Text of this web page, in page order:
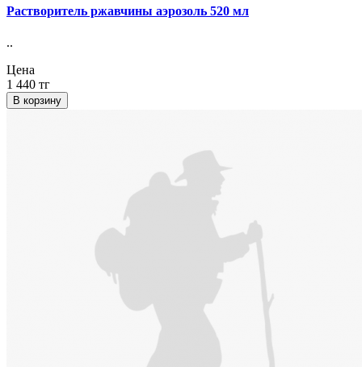
Растворитель ржавчины аэрозоль 520 мл
..
Цена
1 440 тг
В корзину